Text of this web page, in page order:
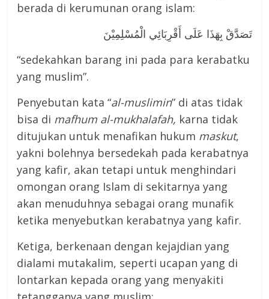
berada di kerumunan orang islam:
تَصَدَّقْ بِهَذَا عَلَى أَقْرِبَائِي الْمُسْلِمِيْنَ
“sedekahkan barang ini pada para kerabatku
yang muslim”.
Penyebutan kata “al-muslimin” di atas tidak
bisa di mafhum al-mukhalafah, karna tidak
ditujukan untuk menafikan hukum maskut,
yakni bolehnya bersedekah pada kerabatnya
yang kafir, akan tetapi untuk menghindari
omongan orang Islam di sekitarnya yang
akan menuduhnya sebagai orang munafik
ketika menyebutkan kerabatnya yang kafir.
Ketiga, berkenaan dengan kejajdian yang
dialami mutakalim, seperti ucapan yang di
lontarkan kepada orang yang menyakiti